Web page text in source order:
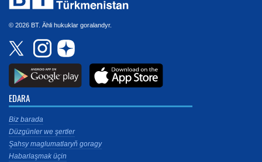
© 2026 BT. Ähli hukuklar goralandyr.
EDARA
Biz barada
Düzgünler we şertler
Şahsy maglumatlaryň goragy
Habarlaşmak üçin